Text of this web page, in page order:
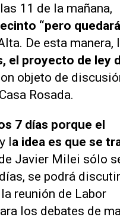
11 de la mañana,
“pero
De esta manera,
el proyecto de ley
objeto de
Rosada.
7 días porque el
la idea es que se
Javier Milei sólo
se podrá
reunión de Labor
los debates de